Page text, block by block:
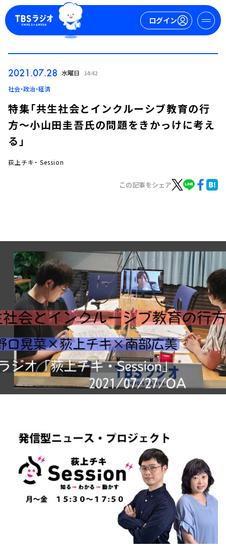
ログイン
イベント・グッズ
YouTube
会社情報
2021.07.28 水曜日 14:42
社会・政治・経済
特集「共生社会とインクルーシブ教育の行
方～小山田圭吾氏の問題をきかっけに考え
る」
荻上チキ・ Session
この記事をシェア